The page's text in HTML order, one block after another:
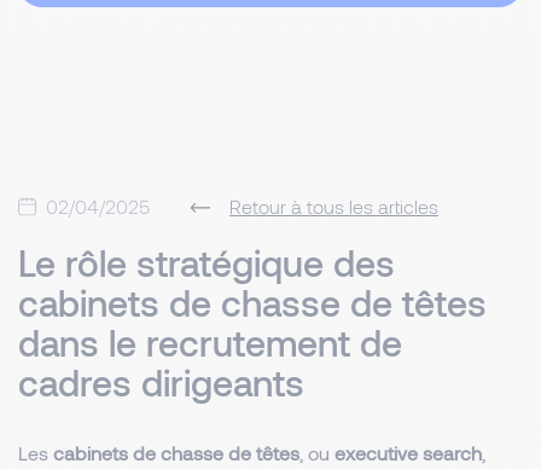
02/04/2025 Retour à tous les articles
Le rôle stratégique des
cabinets de chasse de têtes
dans le recrutement de
cadres dirigeants
Les cabinets de chasse de têtes , ou executive search